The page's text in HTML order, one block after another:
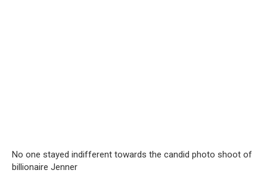
No one stayed indifferent towards the candid photo shoot of
billionaire Jenner